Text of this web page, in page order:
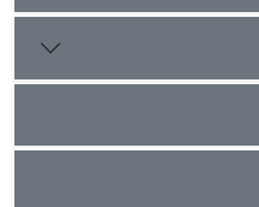
بین زوجین، وجود «عقلانیت